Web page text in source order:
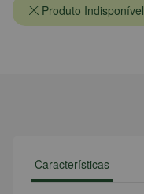
Produto Indisponível
Características